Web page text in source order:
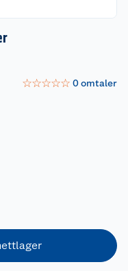
☆☆☆☆☆ 0omtaler